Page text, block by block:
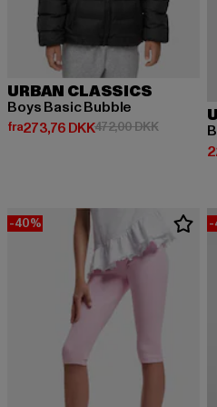
URBAN CLASSICS
Boys Basic Bubble
fra273,76 DKK
Nuværende pris: Fra 273,76 DKK
472,00 DKK
-40% -